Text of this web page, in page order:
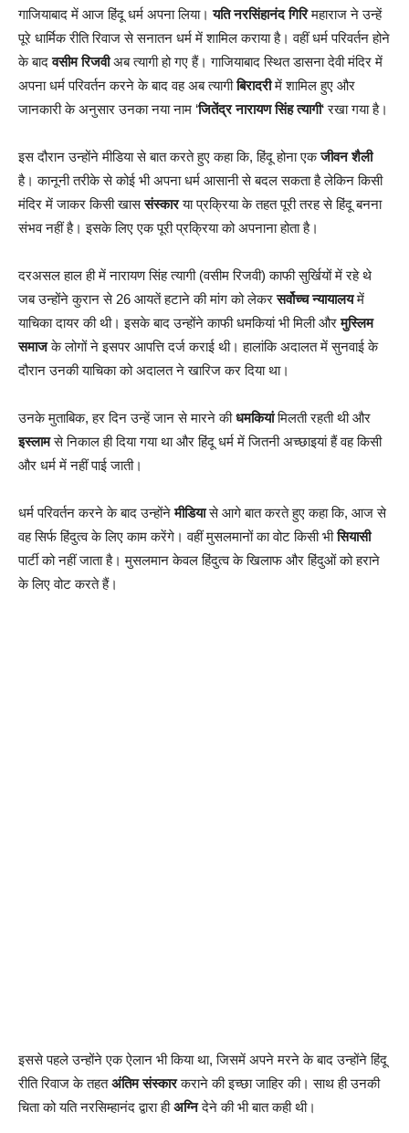
गाजियाबाद में आज हिंदू धर्म अपना लिया।यति नरसिंहानंद गिरिमहाराज ने उन्हें
पूरे धार्मिक रीति रिवाज से सनातन धर्म में शामिल कराया है। वहीं धर्म परिवर्तन होने
के बादवसीम रिजवीअब त्यागी हो गए हैं। गाजियाबाद स्थित डासना देवी मंदिर में
अपना धर्म परिवर्तन करने के बाद वह अब त्यागीबिरादरीमें शामिल हुए और
जानकारी के अनुसार उनका नया नाम ‘जितेंद्र नारायण सिंह त्यागी‘ रखा गया है।
इस दौरान उन्होंने मीडिया से बात करते हुए कहा कि, हिंदू होना एकजीवन शैली
है। कानूनी तरीके से कोई भी अपना धर्म आसानी से बदल सकता है लेकिन किसी
मंदिर में जाकर किसी खाससंस्कारया प्रक्रिया के तहत पूरी तरह से हिंदू बनना
संभव नहीं है। इसके लिए एक पूरी प्रक्रिया को अपनाना होता है।
दरअसल हाल ही में नारायण सिंह त्यागी (वसीम रिजवी) काफी सुर्खियों में रहे थे
जब उन्होंने कुरान से 26 आयतें हटाने की मांग को लेकरसर्वोच्च न्यायालयमें
याचिका दायर की थी। इसके बाद उन्होंने काफी धमकियां भी मिली औरमुस्लिम
समाजके लोगों ने इसपर आपत्ति दर्ज कराई थी। हालांकि अदालत में सुनवाई के
दौरान उनकी याचिका को अदालत ने खारिज कर दिया था।
उनके मुताबिक, हर दिन उन्हें जान से मारने कीधमकियांमिलती रहती थी और
इस्लामसे निकाल ही दिया गया था और हिंदू धर्म में जितनी अच्छाइयां हैं वह किसी
और धर्म में नहीं पाई जाती।
धर्म परिवर्तन करने के बाद उन्होंनेमीडियासे आगे बात करते हुए कहा कि, आज से
वह सिर्फ हिंदुत्व के लिए काम करेंगे। वहीं मुसलमानों का वोट किसी भीसियासी
पार्टी को नहीं जाता है। मुसलमान केवल हिंदुत्व के खिलाफ और हिंदुओं को हराने
के लिए वोट करते हैं।
इससे पहले उन्होंने एक ऐलान भी किया था, जिसमें अपने मरने के बाद उन्होंने हिंदू
रीति रिवाज के तहतअंतिम संस्कारकराने की इच्छा जाहिर की। साथ ही उनकी
चिता को यति नरसिम्हानंद द्वारा हीअग्निदेने की भी बात कही थी।